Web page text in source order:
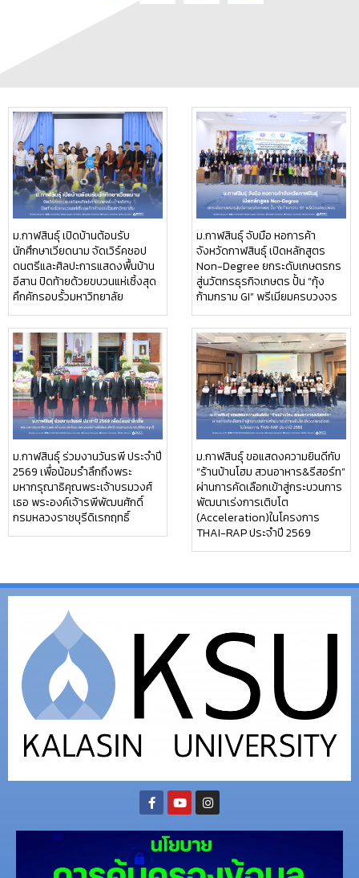
ม.กาฬสินธุ์ เปิดบ้านต้อนรับ
นักศึกษาเวียดนาม จัดเวิร์คชอป
ดนตรีและศิลปะการแสดงพื้นบ้าน
อีสาน ปิดท้ายด้วยขบวนแห่เซิ้งสุด
คึกคักรอบรั้วมหาวิทยาลัย
ม.กาฬสินธุ์ จับมือ หอการค้า
จังหวัดกาฬสินธุ์ เปิดหลักสูตร
Non-Degree ยกระดับเกษตรกร
สู่นวัตกรธุรกิจเกษตร ปั้น “กุ้ง
ก้ามกราม GI” พรีเมียมครบวงจร
ม.กาฬสินธุ์ ร่วมงานวันรพี ประจำปี
2569 เพื่อน้อมรำลึกถึงพระ
มหากรุณาธิคุณพระเจ้าบรมวงศ์
เธอ พระองค์เจ้ารพีพัฒนศักดิ์
กรมหลวงราชบุรีดิเรกฤทธิ์
ม.กาฬสินธุ์ ขอแสดงความยินดีกับ
“ร้านบ้านโฮม สวนอาหาร&รีสอร์ท”
ผ่านการคัดเลือกเข้าสู่กระบวนการ
พัฒนาเร่งการเติบโต
(Acceleration)ในโครงการ
THAI-RAP ประจำปี 2569